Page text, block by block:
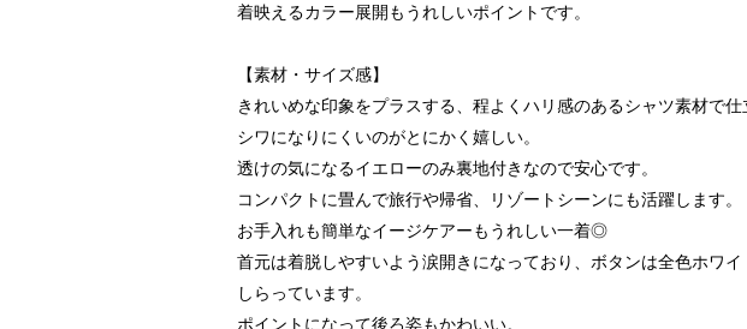
着映えるカラー展開もうれしいポイントです。
【素材・サイズ感】
きれいめな印象をプラスする、程よくハリ感のあるシャツ素材で仕
シワになりにくいのがとにかく嬉しい。
透けの気になるイエローのみ裏地付きなので安心です。
コンパクトに畳んで旅行や帰省、リゾートシーンにも活躍します。
お手入れも簡単なイージケアーもうれしい一着◎
首元は着脱しやすいよう涙開きになっており、ボタンは全色ホワ
しらっています。
ポイントになって後ろ姿もかわいい。